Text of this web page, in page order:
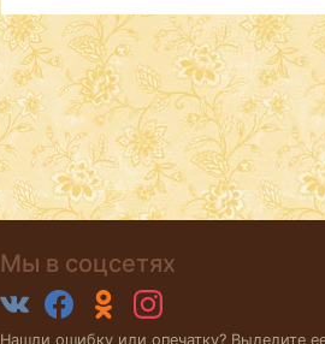
Мы в соцсетях
Нашли ошибку или опечатку? Выделите